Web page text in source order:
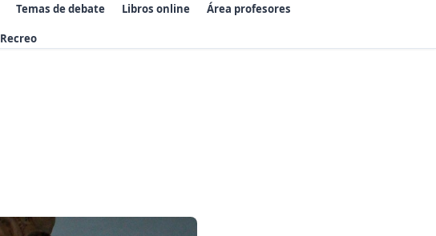
Temas de debate Libros online Área profesores
Recreo